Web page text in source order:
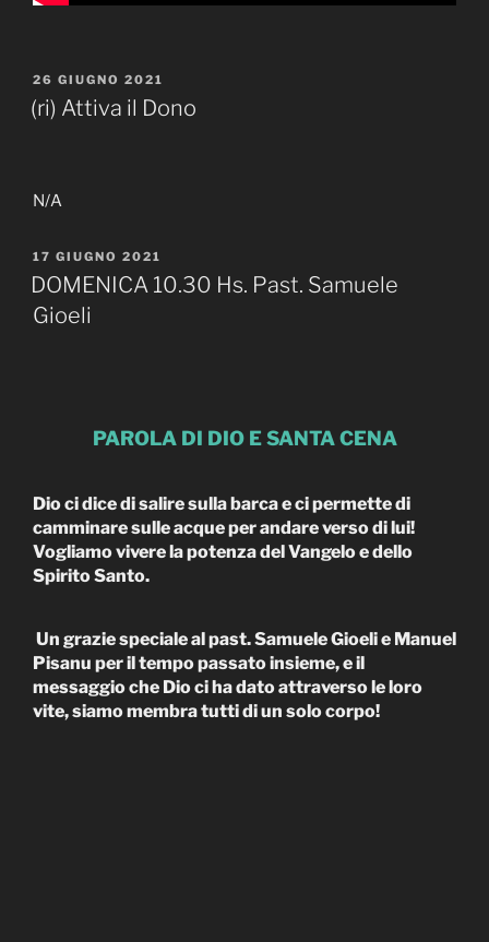
PUBBLICATO
IL
26 GIUGNO 2021
(ri) Attiva il Dono
N/A
PUBBLICATO
IL
17 GIUGNO 2021
DOMENICA 10.30 Hs. Past. Samuele
Gioeli
PAROLA DI DIO E SANTA CENA
Dio ci dice di salire sulla barca e ci permette di
camminare sulle acque per andare verso di lui!
Vogliamo vivere la potenza del Vangelo e dello
Spirito Santo.
Un grazie speciale al past. Samuele Gioeli e Manuel
Pisanu per il tempo passato insieme, e il
messaggio che Dio ci ha dato attraverso le loro
vite, siamo membra tutti di un solo corpo!